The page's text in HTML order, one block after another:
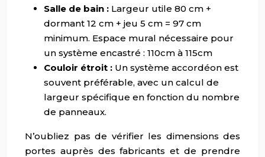
Salle de bain : Largeur utile 80 cm +
dormant 12 cm + jeu 5 cm = 97 cm
minimum. Espace mural nécessaire pour
un système encastré : 110cm à 115cm
Couloir étroit : Un système accordéon est
souvent préférable, avec un calcul de
largeur spécifique en fonction du nombre
de panneaux.
N’oubliez pas de vérifier les dimensions des
portes auprès des fabricants et de prendre